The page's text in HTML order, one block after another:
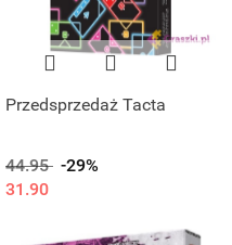
Przedsprzedaż Tacta
44.95 -29%
31.90